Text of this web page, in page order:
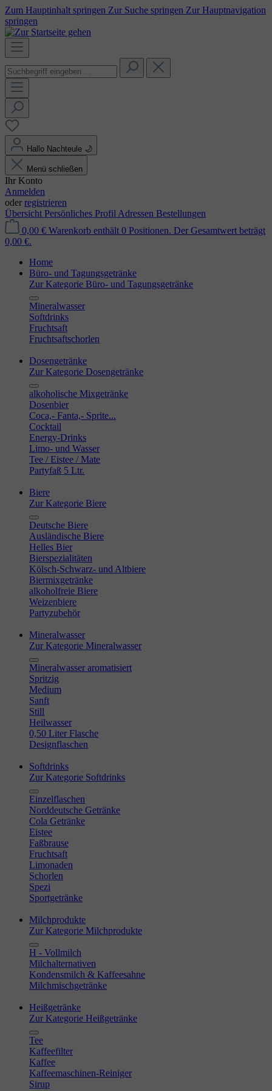
Zum Hauptinhalt springen Zur Suche springen Zur Hauptnavigation
springen
Hallo Nachteule 🌙
Menü schließen
Ihr Konto
Anmelden
oder registrieren
Übersicht Persönliches Profil Adressen Bestellungen
0,00 € Warenkorb enthält 0 Positionen. Der Gesamtwert beträgt
0,00 €.
Home
Büro- und Tagungsgetränke
Zur Kategorie Büro- und Tagungsgetränke
Mineralwasser
Softdrinks
Fruchtsaft
Fruchtsaftschorlen
Dosengetränke
Zur Kategorie Dosengetränke
alkoholische Mixgetränke
Dosenbier
Coca,- Fanta,- Sprite...
Cocktail
Energy-Drinks
Limo- und Wasser
Tee / Eistee / Mate
Partyfaß 5 Ltr.
Biere
Zur Kategorie Biere
Deutsche Biere
Ausländische Biere
Helles Bier
Bierspezialitäten
Kölsch-Schwarz- und Altbiere
Biermixgetränke
alkoholfreie Biere
Weizenbiere
Partyzubehör
Mineralwasser
Zur Kategorie Mineralwasser
Mineralwasser aromatisiert
Spritzig
Medium
Sanft
Still
Heilwasser
0,50 Liter Flasche
Designflaschen
Softdrinks
Zur Kategorie Softdrinks
Einzelflaschen
Norddeutsche Getränke
Cola Getränke
Eistee
Faßbrause
Fruchtsaft
Limonaden
Schorlen
Spezi
Sportgetränke
Milchprodukte
Zur Kategorie Milchprodukte
H - Vollmilch
Milchalternativen
Kondensmilch & Kaffeesahne
Milchmischgetränke
Heißgetränke
Zur Kategorie Heißgetränke
Tee
Kaffeefilter
Kaffee
Kaffeemaschinen-Reiniger
Sirup